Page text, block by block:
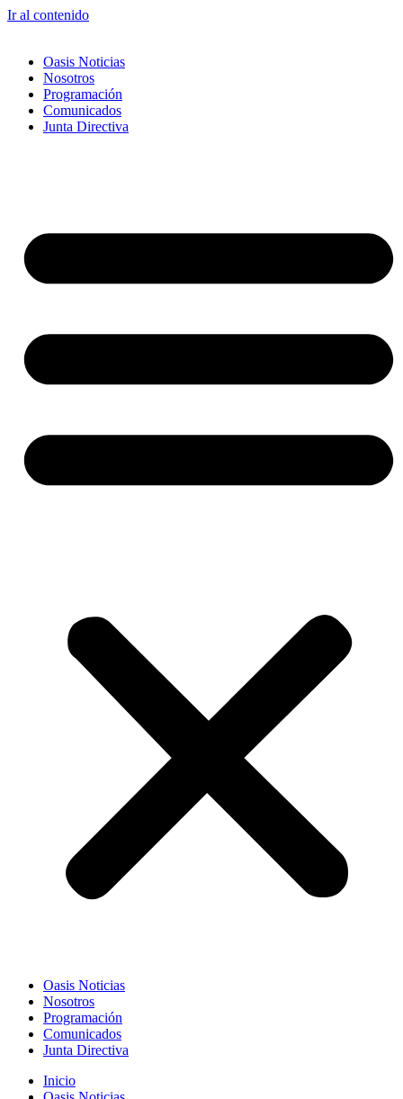
Ir al contenido
Oasis Noticias
Nosotros
Programación
Comunicados
Junta Directiva
Oasis Noticias
Nosotros
Programación
Comunicados
Junta Directiva
Inicio